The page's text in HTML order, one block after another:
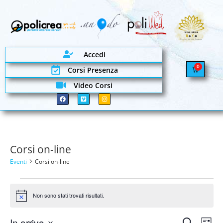
0
Accedi
Corsi Presenza
Video Corsi
Corsi on-line
Eventi Corsi on-line
Notice Non sono stati trovati risultati.